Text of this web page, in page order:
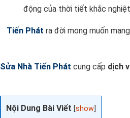
động của thời tiết khắc
Tiến Phát ra đời mong muốn
Sửa Nhà Tiến Phát cung cấp dịch
Nội Dung Bài Viết [show